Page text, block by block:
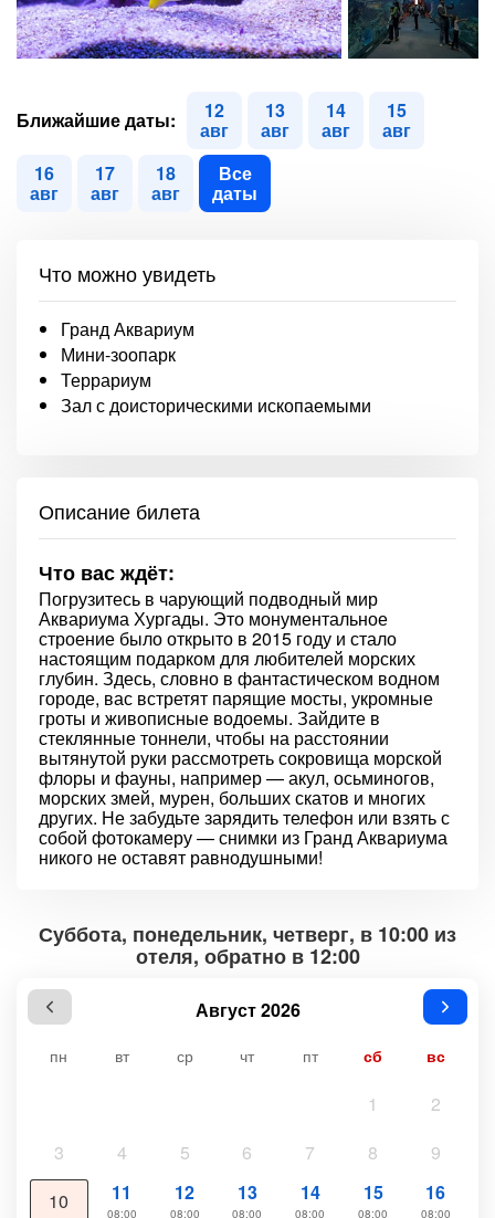
Ближайшие даты: 12
авг
13
авг
14
авг
15
авг
16
авг
17
авг
18
авг
Все
даты
Что можно увидеть
Гранд Аквариум
Мини-зоопарк
Террариум
Зал с доисторическими ископаемыми
Описание билета
Что вас ждёт:
Погрузитесь в чарующий подводный мир
Аквариума Хургады. Это монументальное
строение было открыто в 2015 году и стало
настоящим подарком для любителей морских
глубин. Здесь, словно в фантастическом водном
городе, вас встретят парящие мосты, укромные
гроты и живописные водоемы. Зайдите в
стеклянные тоннели, чтобы на расстоянии
вытянутой руки рассмотреть сокровища морской
флоры и фауны, например — акул, осьминогов,
морских змей, мурен, больших скатов и многих
других. Не забудьте зарядить телефон или взять с
собой фотокамеру — снимки из Гранд Аквариума
никого не оставят равнодушными!
Суббота, понедельник, четверг, в 10:00 из
отеля, обратно в 12:00
Август 2026
пн вт ср чт пт сб вс
1
2
3
4 5 6 7 8
9
10
11
08:00
12
08:00
13
08:00
14
08:00
15
08:00
16
08:00